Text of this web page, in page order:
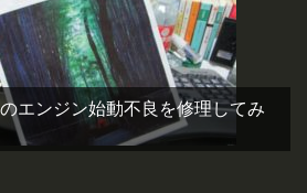
エンジン始動不良を修理してみ